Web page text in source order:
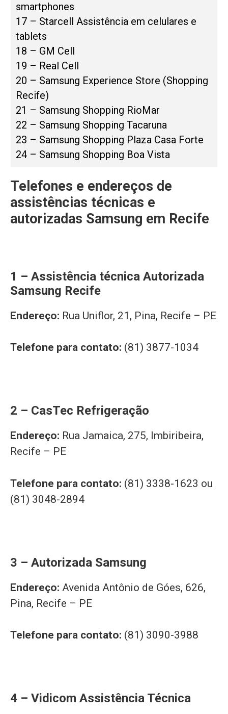
smartphones
17 – Starcell Assistência em celulares e
tablets
18 – GM Cell
19 – Real Cell
20 – Samsung Experience Store (Shopping
Recife)
21 – Samsung Shopping RioMar
22 – Samsung Shopping Tacaruna
23 – Samsung Shopping Plaza Casa Forte
24 – Samsung Shopping Boa Vista
Telefones e endereços de
assistências técnicas e
autorizadas Samsung em Recife
1 – Assistência técnica Autorizada
Samsung Recife
Endereço: Rua Uniflor, 21, Pina, Recife – PE
Telefone para contato: (81) 3877-1034
2 – CasTec Refrigeração
Endereço: Rua Jamaica, 275, Imbiribeira,
Recife – PE
Telefone para contato: (81) 3338-1623 ou
(81) 3048-2894
3 – Autorizada Samsung
Endereço: Avenida Antônio de Góes, 626,
Pina, Recife – PE
Telefone para contato: (81) 3090-3988
4 – Vidicom Assistência Técnica